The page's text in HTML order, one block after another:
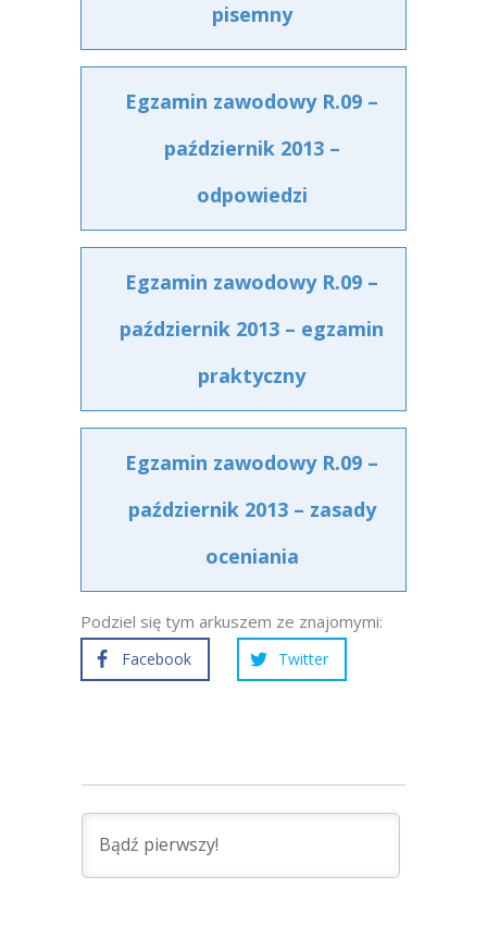
pisemny
Egzamin zawodowy R.09 –
październik 2013 –
odpowiedzi
Egzamin zawodowy R.09 –
październik 2013 – egzamin
praktyczny
Egzamin zawodowy R.09 –
październik 2013 – zasady
oceniania
Podziel się tym arkuszem ze znajomymi:
Facebook Twitter